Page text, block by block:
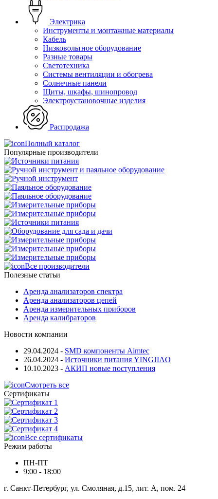
Электрика
Инструменты и монтажные материалы
Кабель
Низковольтное оборудование
Разные товары
Светотехника
Системы вентиляции и обогрева
Солнечные панели
Щиты, шкафы, шинопровод
Электроустановочные изделия
Распродажа
Полный каталог
Популярные производители
Все производители
Полезные статьи
Аренда анализаторов спектра
Аренда анализаторов цепей
Аренда измерительных приборов
Аренда калибраторов
Новости компании
29.04.2024 - SMD компоненты Aimtec
26.04.2024 - Источники питания YINGJIAO
10.10.2023 - АКИП новые поступления
Смотреть все
Сертификаты
Все сертификаты
Режим работы
ПН-ПТ
9:00 - 18:00
г. Санкт-Петербург, ул. Смоляная, д.15, лит. А, пом. 24